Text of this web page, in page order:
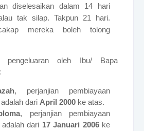
diselesaikan dalam 14 hari
tak silap. Takpun 21 hari.
mereka boleh tolong
pengeluaran oleh Ibu/ Bapa
, perjanjian pembiayaan
dari April 2000 ke atas.
, perjanjian pembiayaan
dari 17 Januari 2006ke